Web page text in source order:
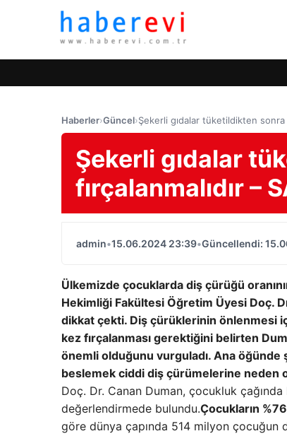
Haberler›Güncel›Şekerli gıdalar tüketildikten sonra
Şekerli gıdalar
fırçalanmalıdır –
admin•15.06.2024 23:39•Güncellendi:
Ülkemizde çocuklarda diş çürüğü
Hekimliği Fakültesi Öğretim Üyesi Doç.
dikkat çekti. Diş çürüklerinin önlenmesi
kez fırçalanması gerektiğini belirten
önemli olduğunu vurguladı. Ana
beslemek ciddi diş çürümelerine neden
Doç. Dr. Canan Duman, çocukluk
değerlendirmede bulundu.Çocukların
göre dünya çapında 514 milyon çocuğun